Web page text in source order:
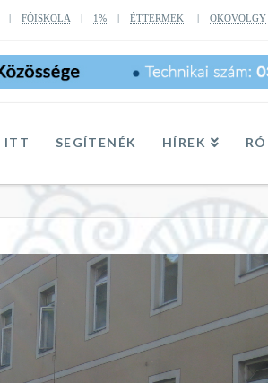
FÔISKOLA| 1%| ÉTTERMEK | ÖKOVÖLGY
ITT SEGÍTENÉK HÍREK